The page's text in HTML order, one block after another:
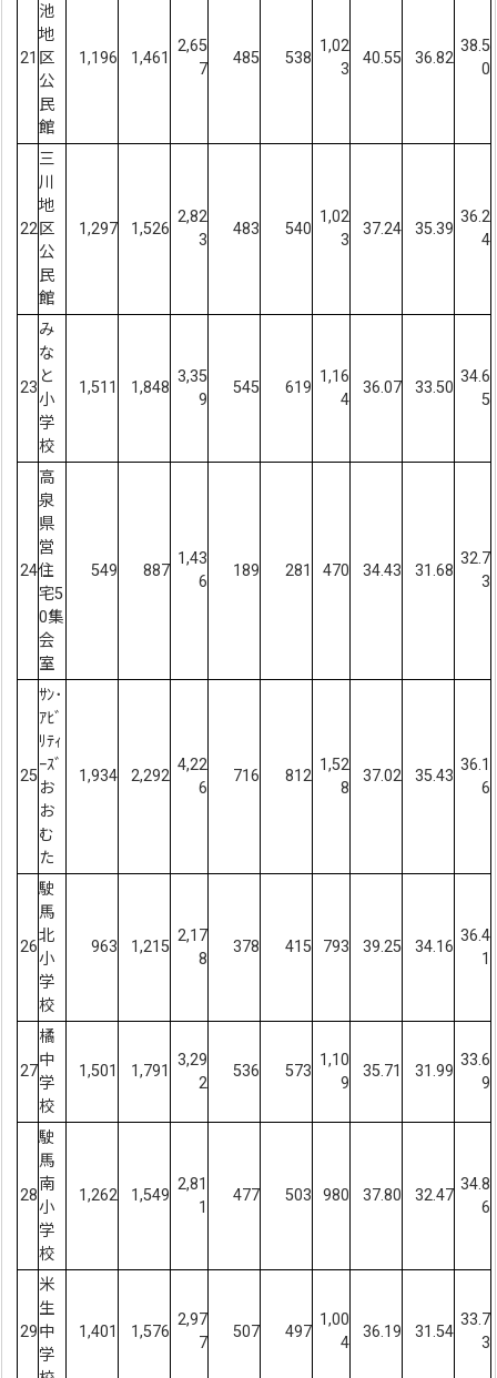
21
池
地
区
公
民
館
1,196 1,461
2,65
7
485 538
1,02
3
40.55 36.82
38.5
0
22
三
川
地
区
公
民
館
1,297 1,526
2,82
3
483 540
1,02
3
37.24 35.39
36.2
4
23
み
な
と
小
学
校
1,511 1,848
3,35
9
545 619
1,16
4
36.07 33.50
34.6
5
24
高
泉
県
営
住
宅5
0集
会
室
549 887
1,43
6
189 281 470 34.43 31.68
32.7
3
25
ｻﾝ･
ｱﾋﾞ
ﾘﾃｨ
ｰｽﾞ
お
お
む
た
1,934 2,292
4,22
6
716 812
1,52
8
37.02 35.43
36.1
6
26
駛
馬
北
小
学
校
963 1,215
2,17
8
378 415 793 39.25 34.16
36.4
1
27
橘
中
学
校
1,501 1,791
3,29
2
536 573
1,10
9
35.71 31.99
33.6
9
28
駛
馬
南
小
学
校
1,262 1,549
2,81
1
477 503 980 37.80 32.47
34.8
6
29
米
生
中
学
1,401 1,576
2,97
7
507 497
1,00
4
36.19 31.54
33.7
3